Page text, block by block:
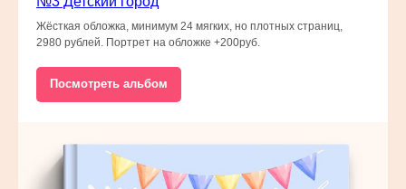
Жёсткая обложка, минимум 24 мягких, но плотных страниц,
2980 рублей. Портрет на обложке +200руб.
Посмотреть альбом